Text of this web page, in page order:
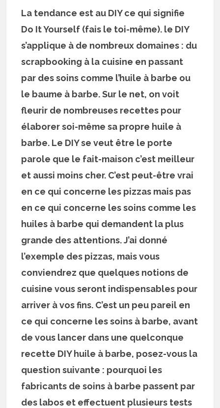
La tendance est au DIY ce qui signifie
Do It Yourself (fais le toi-même). le DIY
s’applique à de nombreux domaines : du
scrapbooking à la cuisine en passant
par des soins comme l’huile à barbe ou
le baume à barbe. Sur le net, on voit
fleurir de nombreuses recettes pour
élaborer soi-même sa propre huile à
barbe. Le DIY se veut être le porte
parole que le fait-maison c’est meilleur
et aussi moins cher. C’est peut-être vrai
en ce qui concerne les pizzas mais pas
en ce qui concerne les soins comme les
huiles à barbe qui demandent la plus
grande des attentions. J’ai donné
l’exemple des pizzas, mais vous
conviendrez que quelques notions de
cuisine vous seront indispensables pour
arriver à vos fins. C’est un peu pareil en
ce qui concerne les soins à barbe, avant
de vous lancer dans une quelconque
recette DIY huile à barbe, posez-vous la
question suivante : pourquoi les
fabricants de soins à barbe passent par
des labos et effectuent plusieurs tests